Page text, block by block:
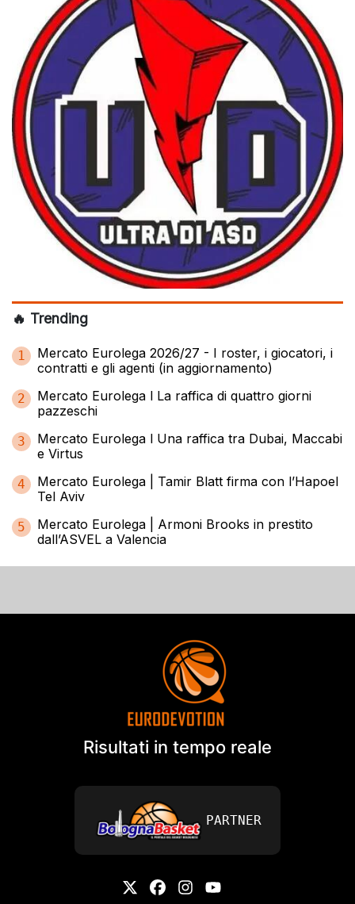
🔥 Trending
1
Mercato Eurolega 2026/27 - I roster, i giocatori, i
contratti e gli agenti (in aggiornamento)
2
Mercato Eurolega l La raffica di quattro giorni
pazzeschi
3
Mercato Eurolega l Una raffica tra Dubai, Maccabi
e Virtus
4
Mercato Eurolega | Tamir Blatt firma con l’Hapoel
Tel Aviv
5
Mercato Eurolega | Armoni Brooks in prestito
dall’ASVEL a Valencia
Risultati in tempo reale
PARTNER